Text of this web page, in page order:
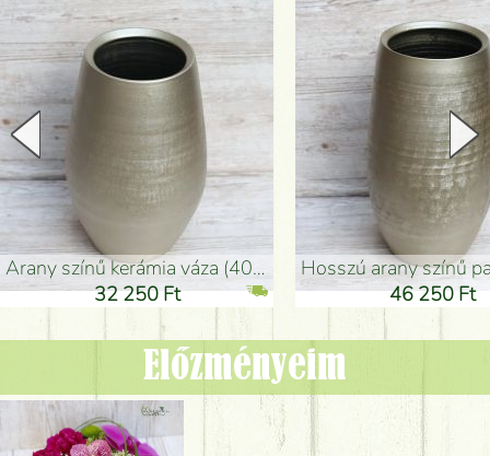
arany színű kerámia váza (40x26cm)
32 250 Ft
hosszú arany színű
46 250 Ft
Előzményeim